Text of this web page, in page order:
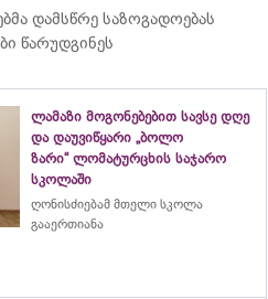
დამსწრე საზოგადოებას
წარუდგინეს
ლამაზი მოგონებებით სავსე დღე
და დაუვიწყარი „ბოლო
ზარი“ ლომატურცხის საჯარო
სკოლაში
ღონისძიებამ მთელი სკოლა
გააერთიანა